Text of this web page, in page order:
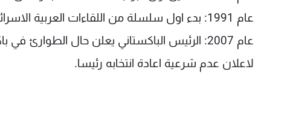
عام 1991: بدء اول سلسلة من اللقاءات العربية الاسرائيلية في مدريد.
عام 2007: الرئيس الباكستاني يعلن حال الطوارئ
لاعلان عدم شرعية اعادة انتخابه رئيسا.